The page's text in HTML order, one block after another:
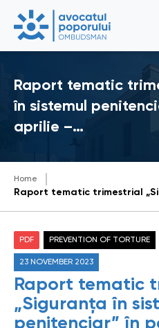
Raport tematic
în sistemul
aprilie –…
Home
PDF PREVENTION OF TORTURE
23 NOVEMBER 2023
Raport tematic
„Siguranța în
penitenciar” în